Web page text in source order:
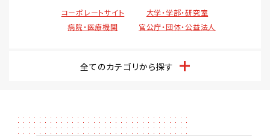
コーポレートサイト
大学・学部・研究室
病院・医療機関
官公庁・団体・公益法人
全てのカテゴリから探す